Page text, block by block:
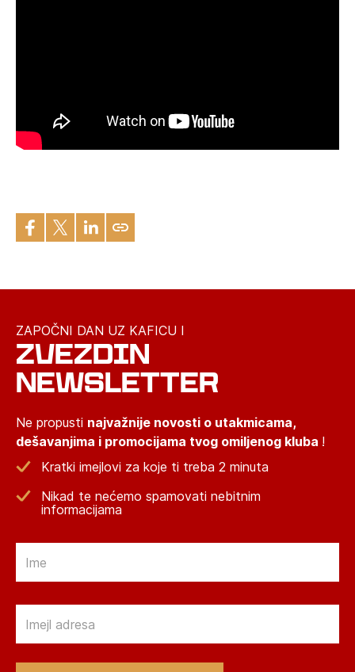
ZAPOČNI DAN UZ KAFICU I
ZVEZDIN
NEWSLETTER
Ne propusti najvažnije novosti o utakmicama,
dešavanjima i promocijama tvog omiljenog kluba !
Kratki imejlovi za koje ti treba 2 minuta
Nikad te nećemo spamovati nebitnim
informacijama